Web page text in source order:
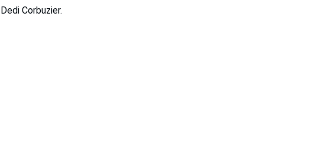
Corbuzier.